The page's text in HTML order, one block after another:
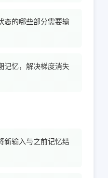
态的哪些部分需要输
记忆，解决梯度消失
新输入与之前记忆结